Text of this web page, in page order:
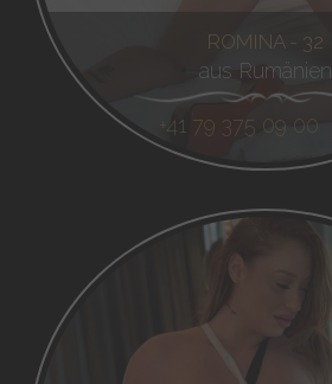
ROMINA - 32
aus Rumänien
+41 79 375 09 00